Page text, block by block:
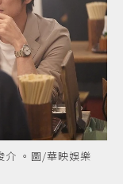
介 。圖/華映娛樂